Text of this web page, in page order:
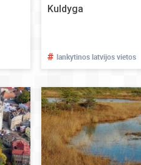
Kuldyga
# lankytinos latvijos vietos